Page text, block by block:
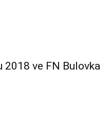
2018 ve FN Bulovka